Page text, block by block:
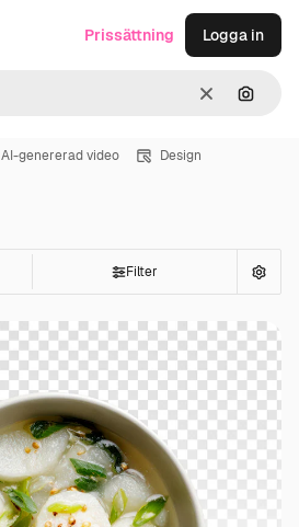
RensaSök
Prissättning Logga in
AI-genererad video Design
Filter